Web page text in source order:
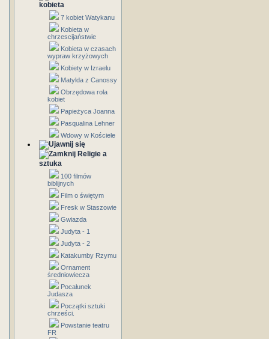
kobieta
7 kobiet Watykanu
Kobieta w
chrzescijaństwie
Kobieta w czasach
wypraw krzyżowych
Kobiety w Izraelu
Matylda z Canossy
Obrzędowa rola
kobiet
Papieżyca Joanna
Pasqualina Lehner
Wdowy w Kościele
Religie a
sztuka
100 filmów
biblijnych
Film o świętym
Fresk w Staszowie
Gwiazda
Judyta - 1
Judyta - 2
Katakumby Rzymu
Ornament
średniowiecza
Pocałunek
Judasza
Początki sztuki
chrześci.
Powstanie teatru
FR